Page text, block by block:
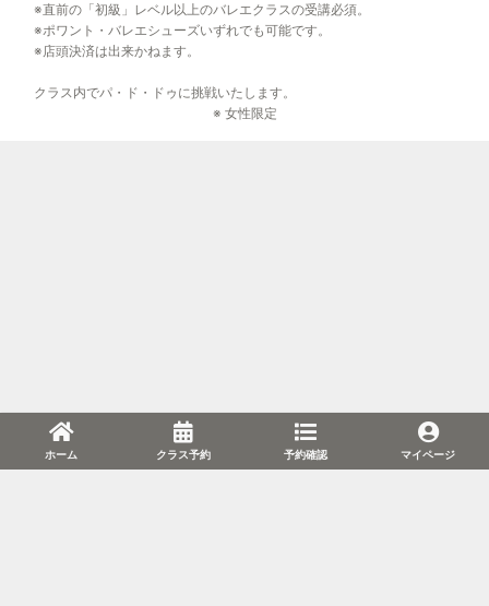
※直前の「初級」レベル以上のバレエクラスの受講必須。
※ポワント・バレエシューズいずれでも可能です。
※店頭決済は出来かねます。
クラス内でパ・ド・ドゥに挑戦いたします。
※ 女性限定
ホーム クラス予約 予約確認 マイページ